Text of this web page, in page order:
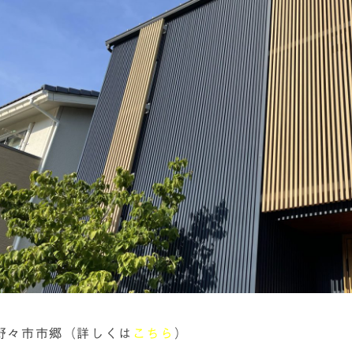
々市市郷（詳しくは こちら ）